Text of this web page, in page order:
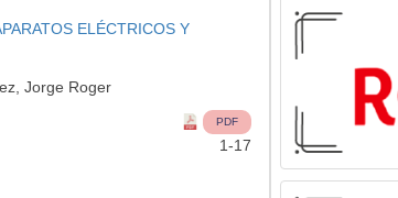
ELÉCTRICOS Y
Jorge Roger
PDF
1-17